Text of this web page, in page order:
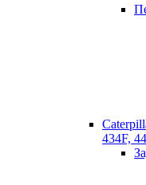
434F,